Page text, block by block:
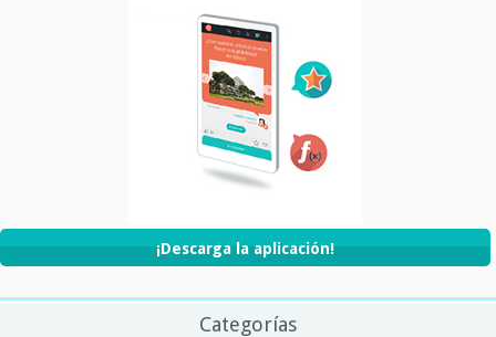
¡Descarga la aplicación!
Categorías